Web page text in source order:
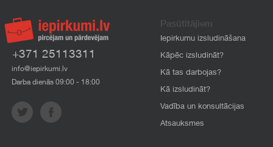
+371 25113311
info@iepirkumi.lv
Darba dienās 09:00 - 18:00
Pasūtītājiem
Iepirkumu izsludināšana
Kāpēc izsludināt?
Kā tas darbojas?
Kā izsludināt?
Vadība un konsultācijas
Atsauksmes